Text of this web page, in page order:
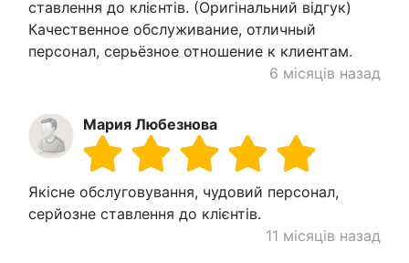
ставлення до клієнтів. (Оригінальний відгук)
Качественное обслуживание, отличный
персонал, серьёзное отношение к клиентам.
6 місяців назад
Мария Любезнова
Якісне обслуговування, чудовий персонал,
серйозне ставлення до клієнтів.
11 місяців назад